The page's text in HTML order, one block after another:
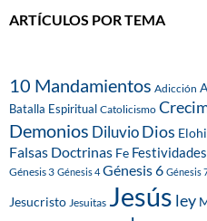
ARTÍCULOS POR TEMA
10 Mandamientos Adicción
Batalla Espiritual Catolicismo
Demonios DiluvioDios
Falsas Doctrinas Fe
Génesis 3 Génesis 4 Génesis 6 Génesis
Jesucristo Jesuitas Jesús ley